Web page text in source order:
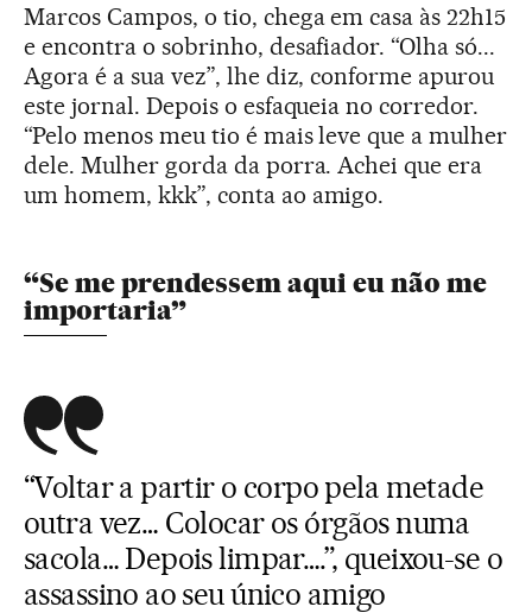
Marcos Campos, o tio, chega em casa às 22h15
e encontra o sobrinho, desafiador. “Olha só...
Agora é a sua vez”, lhe diz, conforme apurou
este jornal. Depois o esfaqueia no corredor.
“Pelo menos meu tio é mais leve que a mulher
dele. Mulher gorda da porra. Achei que era
um homem, kkk”, conta ao amigo.
“Se me prendessem aqui eu não me
importaria”
“Voltar a partir o corpo pela metade
outra vez… Colocar os órgãos numa
sacola… Depois limpar….”, queixou-se o
assassino ao seu único amigo